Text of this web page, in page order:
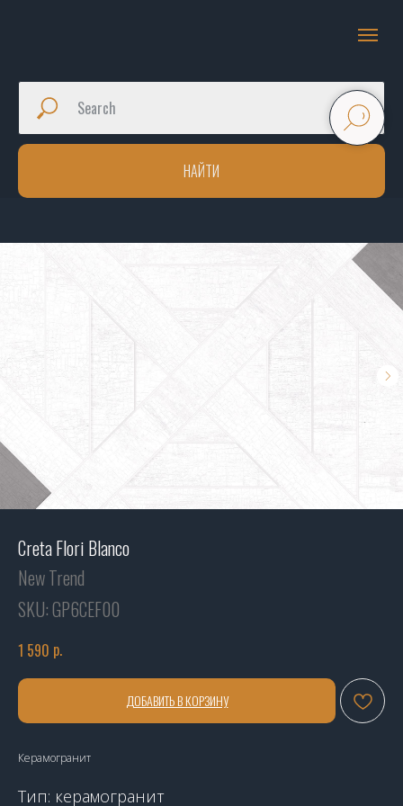
НАЙТИ
Creta Flori Blanco
New Trend
SKU:GP6CEF00
1 590 р.
ДОБАВИТЬ В КОРЗИНУ
Керамогранит
Тип: керамогранит